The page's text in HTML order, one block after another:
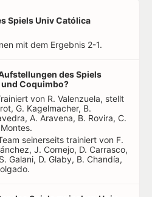
Spiels Univ Católica
mit dem Ergebnis 2-1.
des Spiels
Coquimbo?
von R. Valenzuela, stellt
G. Kagelmacher, B.
A. Aravena, B. Rovira, C.
seinerseits trainiert von F.
J. Cornejo, D. Carrasco,
Galani, D. Glaby, B. Chandía,